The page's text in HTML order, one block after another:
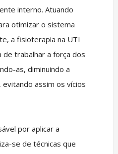
interno. Atuando
otimizar o sistema
a fisioterapia na UTI
trabalhar a força dos
as, diminuindo a
assim os vícios
por aplicar a
se de técnicas que